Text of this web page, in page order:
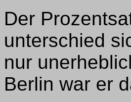
Der
unterschied
nur
Berlin war er